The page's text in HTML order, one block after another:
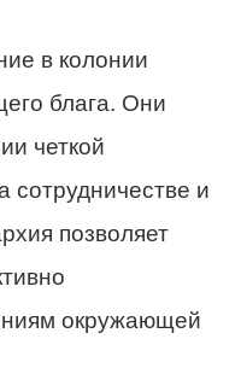
в колонии
блага. Они
четкой
сотрудничестве и
позволяет
окружающей